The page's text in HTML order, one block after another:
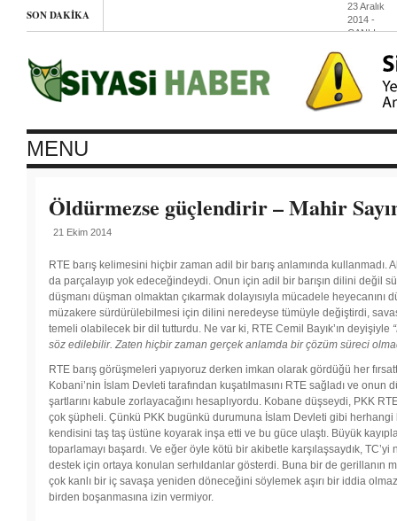
SON DAKIKA
23 Aralık
2014 -
CANLI
Cemaat
Savaşı’na
SOLDAN
işbirlikçileri
mekanlarını
yağmalıyor
2014-
Maraş
Aralık
2014-
FHKC:
Savaşa
hazır
olun
MENU
Öldürmezse güçlendirir – Mahir
21 Ekim 2014
RTE barış kelimesini hiçbir zaman adil bir barış anlamında kullanmadı.
da parçalayıp yok edeceğindeydi. Onun için adil bir barışın dilini değil
düşmanı düşman olmaktan çıkarmak dolayısıyla mücadele
müzakere sürdürülebilmesi için dilini neredeyse tümüyle değiştirdi,
temeli olabilecek bir dil tutturdu. Ne var ki, RTE Cemil Bayık’ın deyişiyle
söz edilebilir. Zaten hiçbir zaman gerçek anlamda bir çözüm süreci
RTE barış görüşmeleri yapıyoruz derken imkan olarak gördüğü her
Kobani’nin İslam Devleti tarafından kuşatılmasını RTE sağladı ve onun
şartlarını kabule zorlayacağını hesaplıyordu. Kobane düşseydi, PKK
çok şüpheli. Çünkü PKK bugünkü durumuna İslam Devleti gibi
kendisini taş taş üstüne koyarak inşa etti ve bu güce ulaştı. Büyük
toparlamayı başardı. Ve eğer öyle kötü bir akibetle karşılaşsaydık,
destek için ortaya konulan serhıldanlar gösterdi. Buna bir de gerillanın
çok kanlı bir iç savaşa yeniden döneceğini söylemek aşırı bir iddia
birden boşanmasına izin vermiyor.